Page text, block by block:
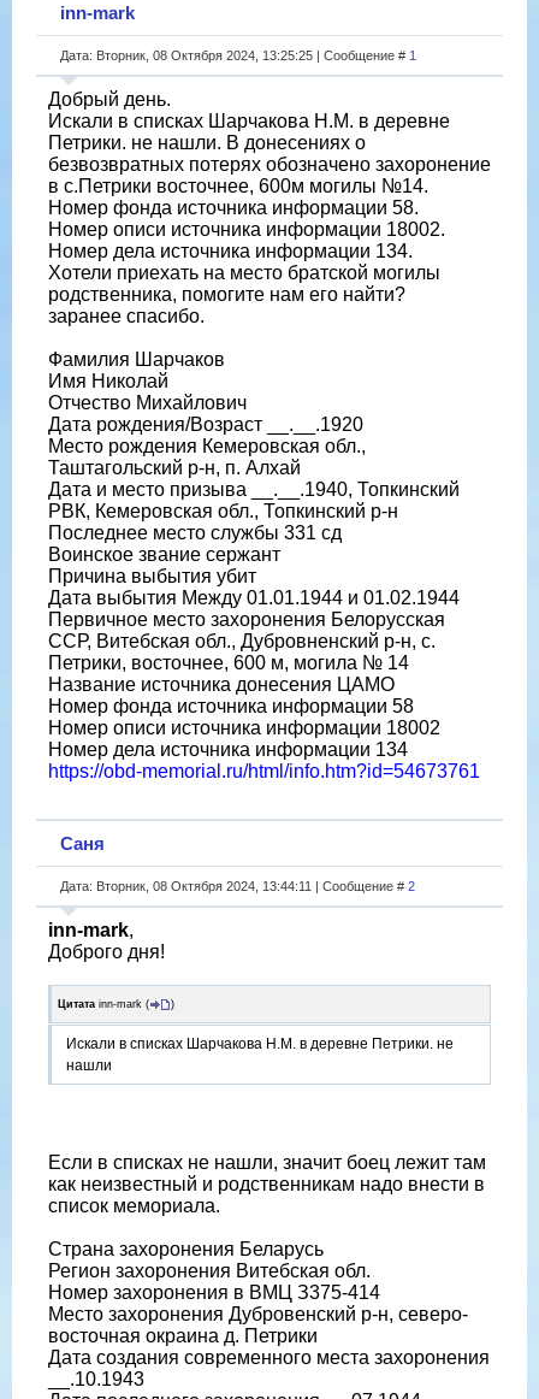
inn-mark
Дата: Вторник, 08 Октября 2024, 13:25:25 | Сообщение # 1
Добрый день.
Искали в списках Шарчакова Н.М. в деревне
Петрики. не нашли. В донесениях о
безвозвратных потерях обозначено захоронение
в с.Петрики восточнее, 600м могилы №14.
Номер фонда источника информации 58.
Номер описи источника информации 18002.
Номер дела источника информации 134.
Хотели приехать на место братской могилы
родственника, помогите нам его найти?
заранее спасибо.
Фамилия Шарчаков
Имя Николай
Отчество Михайлович
Дата рождения/Возраст __.__.1920
Место рождения Кемеровская обл.,
Таштагольский р-н, п. Алхай
Дата и место призыва __.__.1940, Топкинский
РВК, Кемеровская обл., Топкинский р-н
Последнее место службы 331 сд
Воинское звание сержант
Причина выбытия убит
Дата выбытия Между 01.01.1944 и 01.02.1944
Первичное место захоронения Белорусская
ССР, Витебская обл., Дубровненский р-н, с.
Петрики, восточнее, 600 м, могила № 14
Название источника донесения ЦАМО
Номер фонда источника информации 58
Номер описи источника информации 18002
Номер дела источника информации 134
https://obd-memorial.ru/html/info.htm?id=54673761
Саня
Дата: Вторник, 08 Октября 2024, 13:44:11 | Сообщение # 2
inn-mark,
Доброго дня!
Цитата inn-mark ( )
Искали в списках Шарчакова Н.М. в деревне Петрики. не
нашли
Если в списках не нашли, значит боец лежит там
как неизвестный и родственникам надо внести в
список мемориала.
Страна захоронения Беларусь
Регион захоронения Витебская обл.
Номер захоронения в ВМЦ З375-414
Место захоронения Дубровенский р-н, северо-
восточная окраина д. Петрики
Дата создания современного места захоронения
__.10.1943